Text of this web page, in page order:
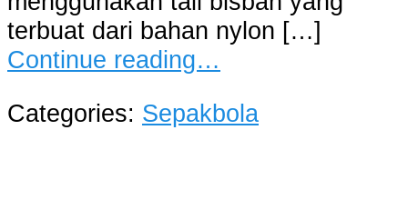
terbuat dari bahan nylon […]
Continue reading…
Categories: Sepakbola